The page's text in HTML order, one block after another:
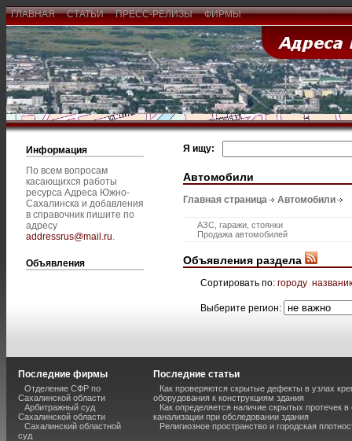
ГЛАВНАЯ СТАТЬИ ПРЕСС-РЕЛИЗЫ ФИРМЫ
Информация
По всем вопросам
касающихся работы
ресурса Адреса Южно-
Сахалинска и добавления
в справочник пишите по
адресу
addressrus@mail.ru.
Объявления
Я ищу:
Автомобили
Главная страница Автомобили
АЗС, гаражи, стоянки
Продажа автомобилей
Объявления раздела
Сортировать по: городу
Выберите регион:
Последние фирмы
Отделение СФР по
Сахалинской области
Арбитражный суд
Сахалинской области
Сахалинский областной
суд
Последние статьи
Как проверяются скрытые дефекты в узлах
оборудования к конструкциям здания
Как определяется наличие скрытых протечек
канализации при обследовании здания
Религиозное пространство и городская